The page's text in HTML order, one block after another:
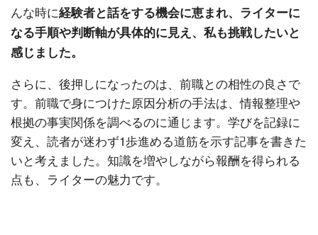
んな時に経験者と話をする機会に恵まれ、ライターに
なる手順や判断軸が具体的に見え、私も挑戦したいと
感じました。
さらに、後押しになったのは、前職との相性の良さで
す。前職で身につけた原因分析の手法は、情報整理や
根拠の事実関係を調べるのに通じます。学びを記録に
変え、読者が迷わず1歩進める道筋を示す記事を書きた
いと考えました。知識を増やしながら報酬を得られる
点も、ライターの魅力です。